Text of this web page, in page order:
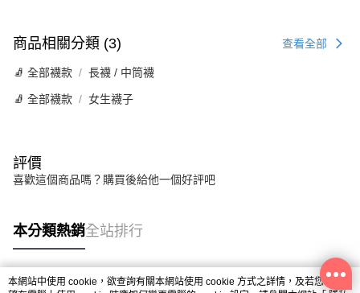
商品相關分類 (3) 查看全部
🧦 全部襪款 長襪 / 中筒襪
🧦 全部襪款 女生襪子
評價
喜歡這個商品嗎？購買後給他一個好評吧
本分類熱銷全站排行
本網站中使用 cookie，欲查詢有關本網站使用 cookie 方式之詳情，及若您不希